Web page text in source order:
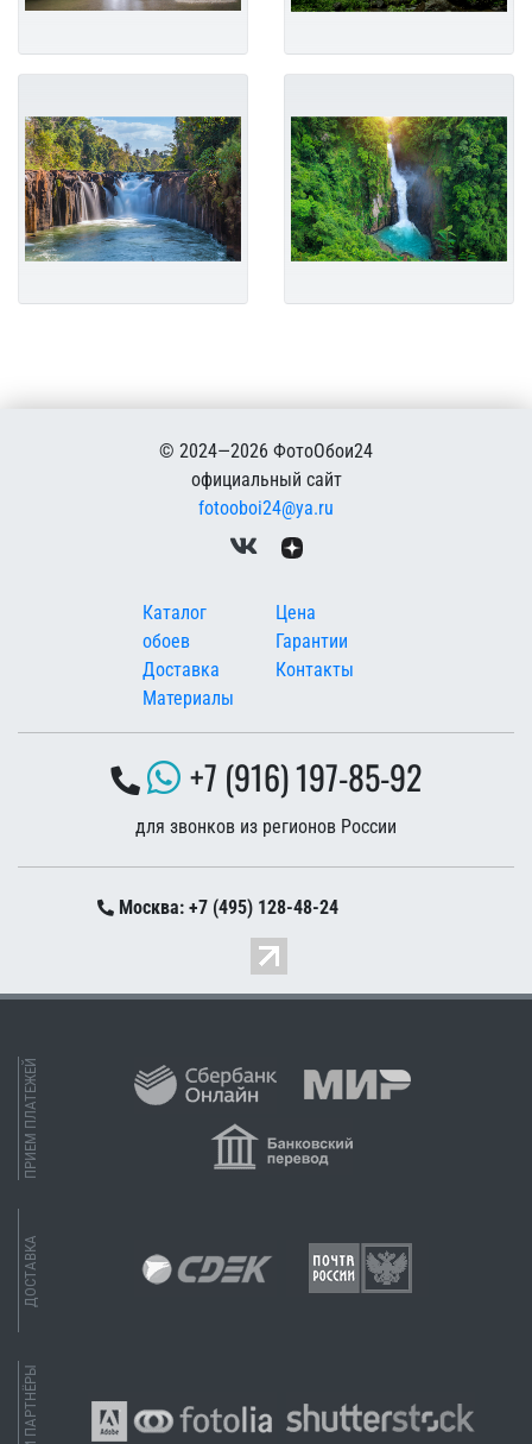
© 2024—2026 ФотоОбои24
официальный сайт
fotooboi24@ya.ru
Меню в подвале
Каталог
обоев
Доставка
Материалы
Цена
Гарантии
Контакты
+7 (916) 197-85-92
для звонков из регионов России
Москва: +7 (495) 128-48-24
ПРИЕМ ПЛАТЕЖЕЙ
ДОСТАВКА